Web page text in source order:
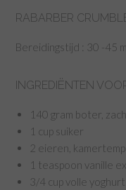
RABARBER
Bereidingstijd : 30 -45
INGREDIËNTEN
140 gram boter,
1 cup suiker
2 eieren,
1 teaspoon vanille
3/4 cup volle yoghurt